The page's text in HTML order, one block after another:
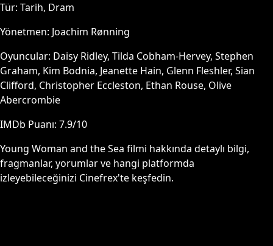
Tür: Tarih, Dram
Yönetmen: Joachim Rønning
Oyuncular: Daisy Ridley, Tilda Cobham-Hervey, Stephen
Graham, Kim Bodnia, Jeanette Hain, Glenn Fleshler, Sian
Clifford, Christopher Eccleston, Ethan Rouse, Olive
Abercrombie
IMDb Puanı: 7.9/10
Young Woman and the Sea filmi hakkında detaylı bilgi,
fragmanlar, yorumlar ve hangi platformda
izleyebileceğinizi Cinefrex'te keşfedin.